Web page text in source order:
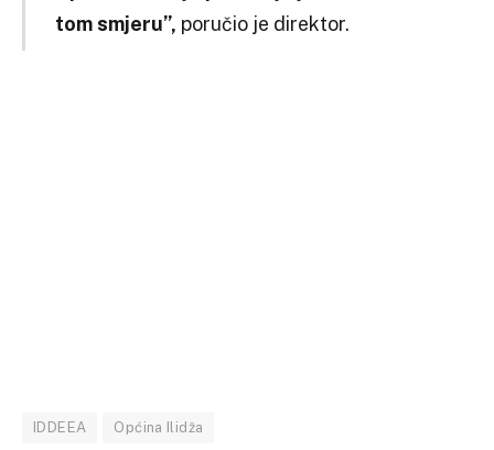
tom smjeru”, poručio je direktor.
IDDEEA Općina Ilidža